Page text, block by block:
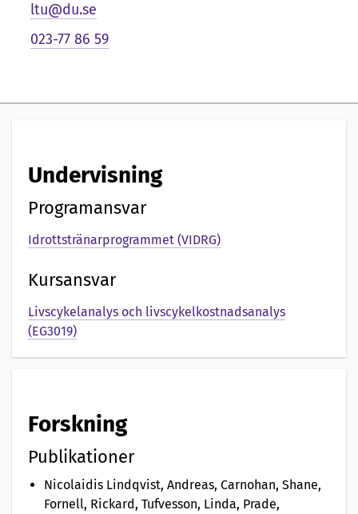
e
o
ltu@du.se
023-77 86 59
Undervisning
Programansvar
Idrottstränarprogrammet (VIDRG)
Kursansvar
Livscykelanalys och livscykelkostnadsanalys
(EG3019)
Forskning
Publikationer
Nicolaidis Lindqvist, Andreas, Carnohan, Shane,
Fornell, Rickard, Tufvesson, Linda, Prade,